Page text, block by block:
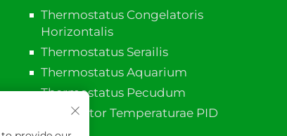
Thermostatus Congelatoris
Horizontalis
Thermostatus Serailis
Thermostatus Aquarium
Thermostatus Pecudum
Controlitor Temperaturae PID